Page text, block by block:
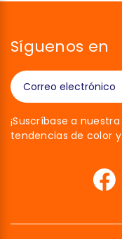
Síguenos en
¡Suscríbase a
tendencias de color